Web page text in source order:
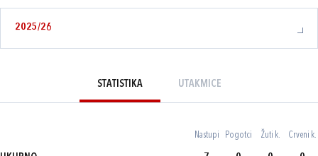
2025/26
STATISTIKA UTAKMICE
Nastupi Pogotci Žuti k. Crveni k.